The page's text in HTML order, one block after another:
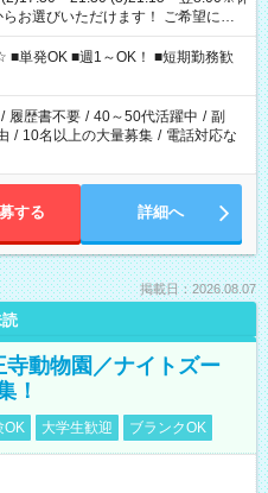
お選びいただけます！ ご希望に合
】 8-17
21時/18-22時/20-翌4時/21-翌5
のご都合で選んで頂ける完全自由シ
■単発OK ■週1～OK！ ■短期勤務歓
/ 履歴書不要 / 40～50代活躍中 / 副
/ 10名以上の大量募集 / 電話対応な
する 詳細へ
掲載日：2026.08.07
動物園／ナイトズー
！
OK 大学生歓迎 ブランクOK